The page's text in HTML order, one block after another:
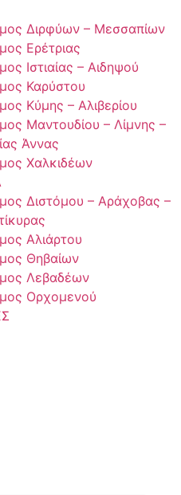
Διρφύων – Μεσσαπίων
Ερέτριας
Ιστιαίας – Αιδηψού
Καρύστου
Κύμης – Αλιβερίου
Μαντουδίου – Λίμνης –
Άννας
Χαλκιδέων
Διστόμου – Αράχοβας –
Αλιάρτου
Θηβαίων
Λεβαδέων
Ορχομενού